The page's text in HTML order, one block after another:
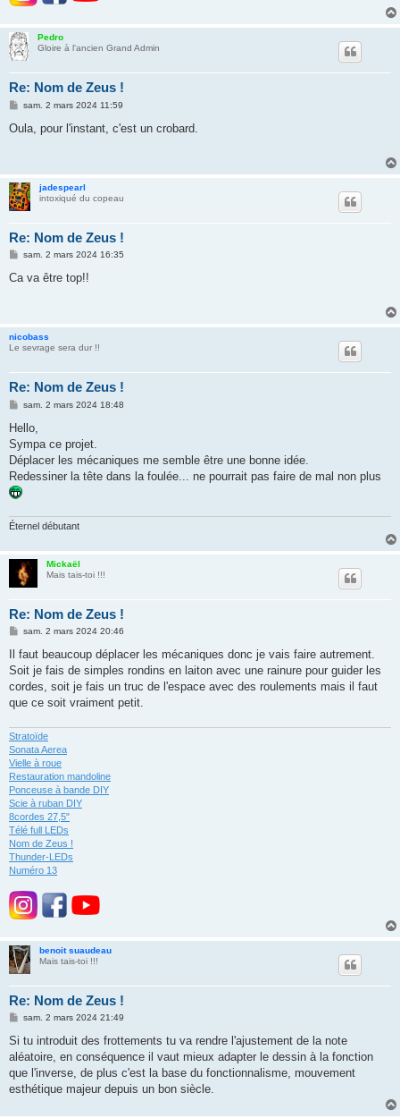
Pedro
Gloire à l'ancien Grand Admin
Re: Nom de Zeus !
M
s
sam. 2 mars 2024 11:59
Oula, pour l'instant, c'est un crobard.
jadespearl
intoxiqué du copeau
Re: Nom de Zeus !
M
s
sam. 2 mars 2024 16:35
Ca va être top!!
nicobass
Le sevrage sera dur !!
Re: Nom de Zeus !
M
s
a
g
e
sam. 2 mars 2024 18:48
Hello,
Sympa ce projet.
Déplacer les mécaniques me semble être une bonne idée.
Redessiner la tête dans la foulée... ne pourrait pas faire de mal non plus
Éternel débutant
Mickaël
Mais tais-toi !!!
Re: Nom de Zeus !
M
s
a
g
sam. 2 mars 2024 20:46
Il faut beaucoup déplacer les mécaniques donc je vais faire autrement.
Soit je fais de simples rondins en laiton avec une rainure pour guider les
cordes, soit je fais un truc de l'espace avec des roulements mais il faut
que ce soit vraiment petit.
Stratoïde
Sonata Aerea
Vielle à roue
Restauration mandoline
Ponceuse à bande DIY
Scie à ruban DIY
8cordes 27,5"
Télé full LEDs
Nom de Zeus !
Thunder-LEDs
Numéro 13
benoit suaudeau
Mais tais-toi !!!
Re: Nom de Zeus !
M
s
a
g
sam. 2 mars 2024 21:49
Si tu introduit des frottements tu va rendre l'ajustement de la note
aléatoire, en conséquence il vaut mieux adapter le dessin à la fonction
que l'inverse, de plus c'est la base du fonctionnalisme, mouvement
esthétique majeur depuis un bon siècle.